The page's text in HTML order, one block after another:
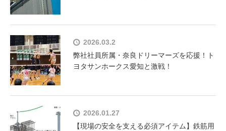
2026.03.2
弊社社員所属・奈良ドリーマーズを応援！ト
ヨタサンホークス愛知と激戦！
2026.01.27
【現場の安全を支える必須アイテム】鉄筋用